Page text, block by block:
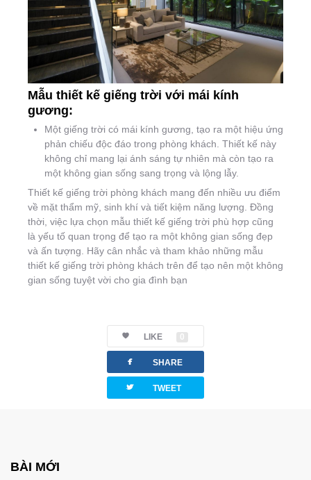
Mẫu thiết kế giếng trời với mái kính
gương:
Một giếng trời có mái kính gương, tạo ra một hiệu ứng
phản chiếu độc đáo trong phòng khách. Thiết kế này
không chỉ mang lại ánh sáng tự nhiên mà còn tạo ra
một không gian sống sang trọng và lộng lẫy.
Thiết kế giếng trời phòng khách mang đến nhiều ưu điểm
về mặt thẩm mỹ, sinh khí và tiết kiệm năng lượng. Đồng
thời, việc lựa chọn mẫu thiết kế giếng trời phù hợp cũng
là yếu tố quan trọng để tạo ra một không gian sống đẹp
và ấn tượng. Hãy cân nhắc và tham khảo những mẫu
thiết kế giếng trời phòng khách trên để tạo nên một không
gian sống tuyệt vời cho gia đình bạn
LIKE 0
facebook SHARE
twitterbird TWEET
BÀI MỚI